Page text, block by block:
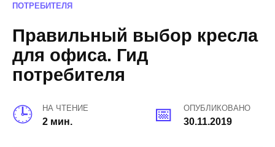
ПОТРЕБИТЕЛЯ
Правильный выбор кресла
для офиса. Гид
потребителя
НА ЧТЕНИЕ
2 мин.
ОПУБЛИКОВАНО
30.11.2019